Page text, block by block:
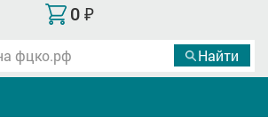
0 ₽